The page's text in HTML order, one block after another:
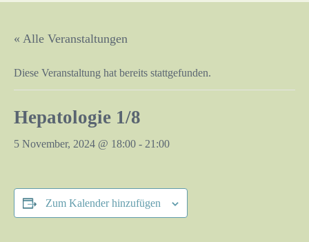
« Alle Veranstaltungen
Diese Veranstaltung hat bereits stattgefunden.
Hepatologie 1/8
5 November, 2024 @ 18:00 - 21:00
Zum Kalender hinzufügen